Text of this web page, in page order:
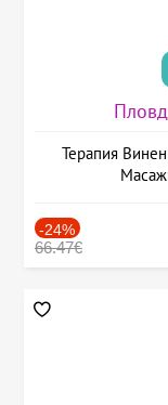
Терапия
-24%
66.47€